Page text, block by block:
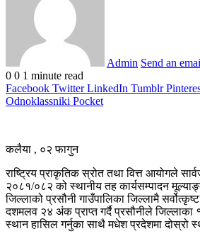
Admin Send an
0 0 1 minute read
Facebook Twitter LinkedIn Tumblr
Odnoklassniki Pocket
कलैया , ०२ फागुन
राष्ट्रिय प्राकृतिक स्रोत तथा वित्त आयोगले
२०८१/०८२ को स्थानीय तह कार्यसम्पादन
जिल्लाको प्रसौनी गाउँपालिका जिल्लामै
दशमलव २४ अंक प्राप्त गर्दै प्रसौनीले जिल्लाका
स्थान हासिल गर्नुका साथै मधेश प्रदेशमा दोस्रो